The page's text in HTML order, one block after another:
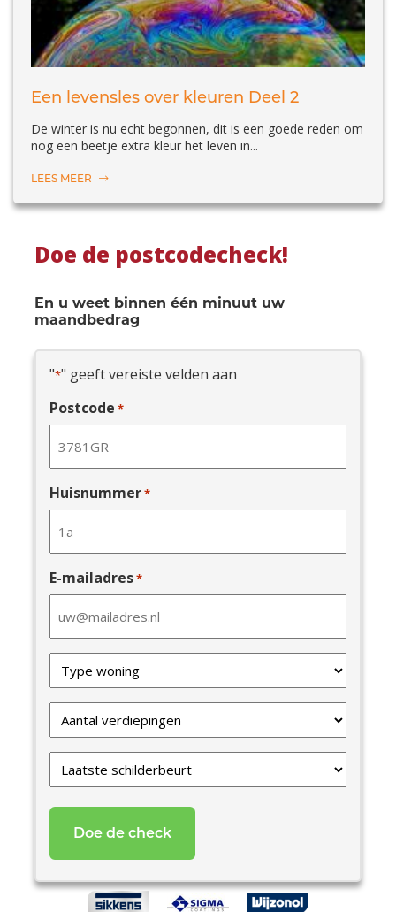
Een levensles over kleuren Deel 2
De winter is nu echt begonnen, dit is een goede reden om
nog een beetje extra kleur het leven in...
LEES MEER
Doe de postcodecheck!
En u weet binnen één minuut uw
maandbedrag
"*" geeft vereiste velden aan
Postcode *
Huisnummer*
E-mailadres*
van
uw
woning
*
Verdiepingen
schilderbeurt